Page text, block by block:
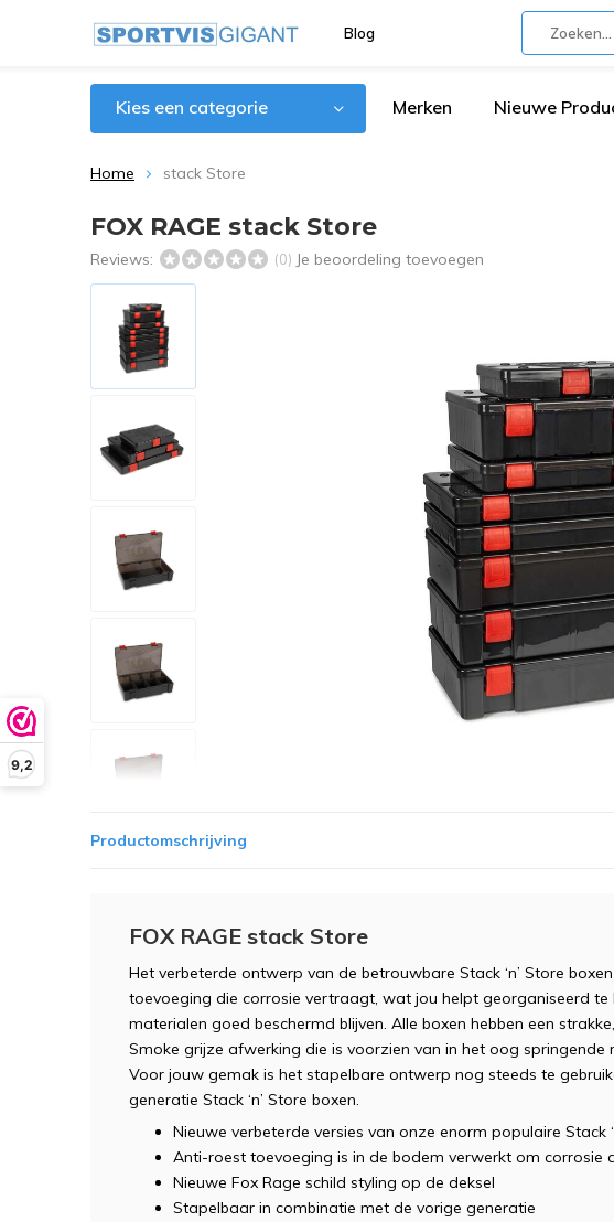
9,2
Blog
Kies een categorie Merken Nieuwe
Home stack Store
FOX RAGE stack Store
Reviews: (0) Je beoordeling toevoegen
Productomschrijving
FOX RAGE stack Store
Het verbeterde ontwerp van de betrouwbare Stack ‘n’ Store
toevoeging die corrosie vertraagt, wat jou helpt georganiseerd te
materialen goed beschermd blijven. Alle boxen hebben een
Smoke grijze afwerking die is voorzien van in het oog springende
Voor jouw gemak is het stapelbare ontwerp nog steeds te
generatie Stack ‘n’ Store boxen.
Nieuwe verbeterde versies van onze enorm populaire Stack
Anti-roest toevoeging is in de bodem verwerkt om corrosie
Nieuwe Fox Rage schild styling op de deksel
Stapelbaar in combinatie met de vorige generatie